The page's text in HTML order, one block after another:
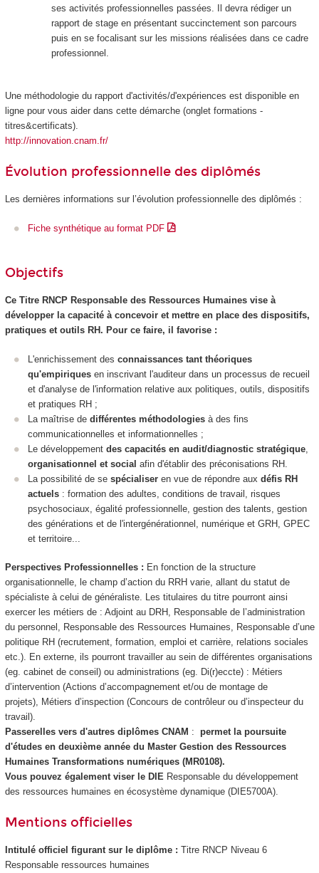
ses activités professionnelles passées. Il devra rédiger un
rapport de stage en présentant succinctement son parcours
puis en se focalisant sur les missions réalisées dans ce cadre
professionnel.
Une méthodologie du rapport d'activités/d'expériences est disponible en
ligne pour vous aider dans cette démarche (onglet formations -
titres&certificats).
http://innovation.cnam.fr/
Évolution professionnelle des diplômés
Les dernières informations sur l’évolution professionnelle des diplômés :
Fiche synthétique au format PDF
Objectifs
Ce Titre RNCPResponsable des Ressources Humaines vise à
développer la capacité à concevoir et mettre en place des dispositifs,
pratiques et outils RH. Pour ce faire, il favorise :
L'enrichissement des connaissances tant théoriques
qu'empiriques en inscrivant l'auditeur dans un processus de recueil
et d'analyse de l'information relative aux politiques, outils, dispositifs
et pratiques RH ;
La maîtrise de différentes méthodologies à des fins
communicationnelles et informationnelles ;
Le développement des capacités en audit/diagnostic stratégique
organisationnel et social afin d'établir des préconisations RH.
La possibilité de se spécialiser en vue de répondre aux défis RH
actuels : formation des adultes, conditions de travail, risques
psychosociaux, égalité professionnelle, gestion des talents, gestion
des générations et de l'intergénérationnel, numérique et GRH, GPEC
et territoire...
Perspectives Professionnelles : En fonction de la structure
organisationnelle, le champ d’action du RRH varie, allant du statut de
spécialiste à celui de généraliste. Les titulaires du titre pourront ainsi
exercer les métiers de : Adjoint au DRH, Responsable de l’administration
du personnel, Responsable des Ressources Humaines, Responsable d’une
politique RH (recrutement, formation, emploi et carrière, relations sociales
etc.). En externe, ils pourront travailler au sein de différentes organisations
(eg. cabinet de conseil) ou administrations (eg. Di(r)eccte) : Métiers
d’intervention (Actions d’accompagnement et/ou de montage de
projets), Métiers d’inspection (Concours de contrôleur ou d’inspecteur du
travail).
Passerelles vers d'autres diplômes CNAM : permet la poursuite
d'études en deuxième année du Master Gestion des Ressources
Humaines Transformations numériques (MR0108).
Vous pouvez également viser le DIE Responsable du développement
des ressources humaines en écosystème dynamique (DIE5700A).
Mentions officielles
Intitulé officiel figurant sur le diplôme : Titre RNCP Niveau 6
Responsable ressources humaines